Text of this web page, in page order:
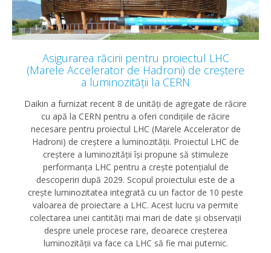
Asigurarea răcirii pentru proiectul LHC
(Marele Accelerator de Hadroni) de creștere
a luminozității la CERN
Daikin a furnizat recent 8 de unități de agregate de răcire
cu apă la CERN pentru a oferi condițiile de răcire
necesare pentru proiectul LHC (Marele Accelerator de
Hadroni) de creștere a luminozității. Proiectul LHC de
creștere a luminozității își propune să stimuleze
performanța LHC pentru a crește potențialul de
descoperiri după 2029. Scopul proiectului este de a
crește luminozitatea integrată cu un factor de 10 peste
valoarea de proiectare a LHC. Acest lucru va permite
colectarea unei cantități mai mari de date și observații
despre unele procese rare, deoarece creșterea
luminozității va face ca LHC să fie mai puternic.